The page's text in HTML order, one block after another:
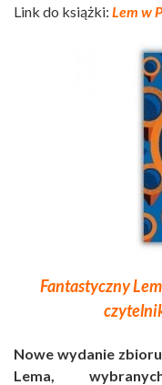
Link do książki: Lem w
Fantastyczny
Nowe wydanie
Lema,